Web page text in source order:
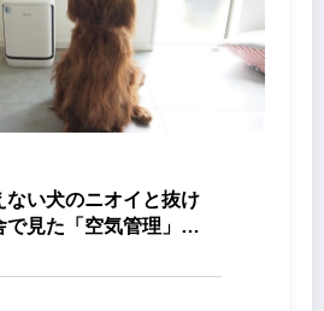
ない犬のニオイと抜け
で見た「空気管理」の